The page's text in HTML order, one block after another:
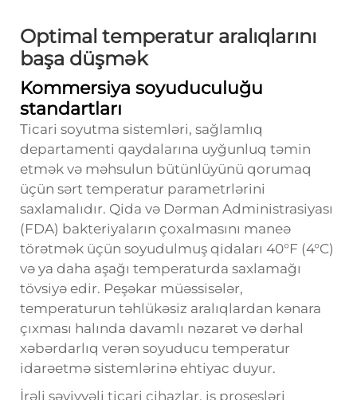
Optimal temperatur aralıqlarını
başa düşmək
Kommersiya soyuduculuğu
standartları
Ticari soyutma sistemləri, sağlamlıq
departamenti qaydalarına uyğunluq təmin
etmək və məhsulun bütünlüyünü qorumaq
üçün sərt temperatur parametrlərini
saxlamalıdır. Qida və Dərman Administrasiyası
(FDA) bakteriyaların çoxalmasını maneə
törətmək üçün soyudulmuş qidaları 40°F (4°C)
və ya daha aşağı temperaturda saxlamağı
tövsiyə edir. Peşəkar müəssisələr,
temperaturun təhlükəsiz aralıqlardan kənara
çıxması halında davamlı nəzarət və dərhal
xəbərdarlıq verən soyuducu temperatur
idarəetmə sistemlərinə ehtiyac duyur.
İrəli səviyyəli ticari cihazlar, iş prosesləri